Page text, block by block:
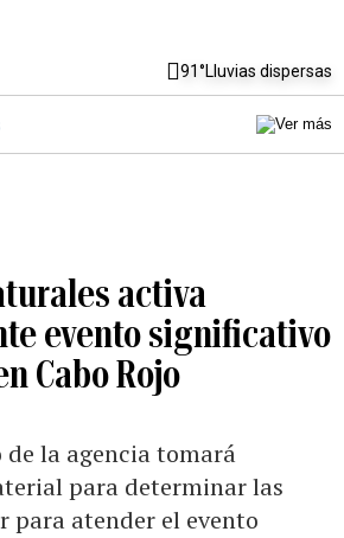
91°Lluvias dispersas
activa
evento significativo
Cabo Rojo
de la agencia tomará
para determinar las
para atender el evento